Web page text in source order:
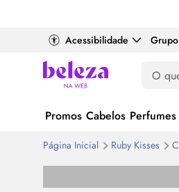
Acessibilidade
Promos Cabelos
Página Inicial Ruby Kisses